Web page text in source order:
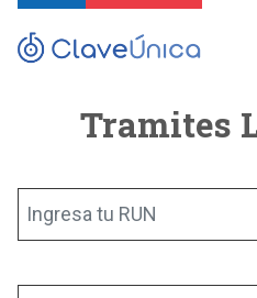
Tramites
Ingresa tu RUN